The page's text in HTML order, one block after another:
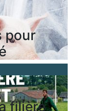
pour
filière